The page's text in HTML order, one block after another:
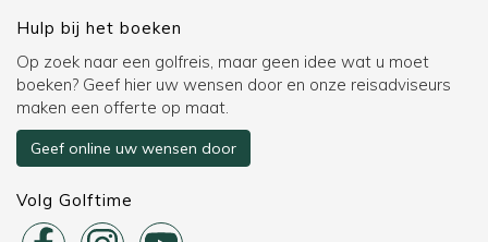
Hulp bij het boeken
Op zoek naar een golfreis, maar geen idee wat u moet
boeken? Geef hier uw wensen door en onze reisadviseurs
maken een offerte op maat.
Geef online uw wensen door
Volg Golftime